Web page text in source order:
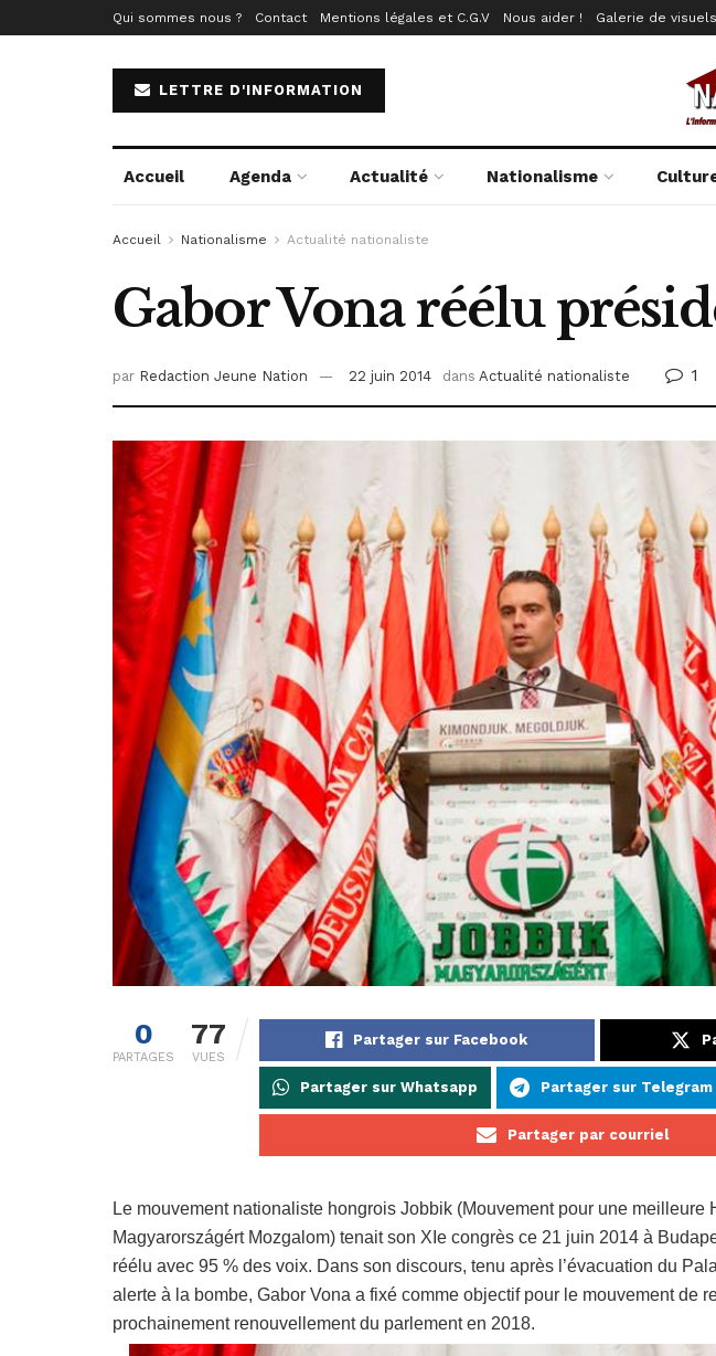
Qui sommes nous ? Contact Mentions légales et C.G.V Nous aider ! Galerie de visuels
LETTRE D'INFORMATION
Accueil Agenda Actualité Nationalisme
Accueil Nationalisme Actualité nationaliste
Gabor Vona réélu
par Redaction Jeune Nation 22 juin 2014 dans Actualité nationaliste 1
0
PARTAGES
77
VUES
Partager sur Facebook
Partager sur Whatsapp Partager sur Telegram
Partager par courriel
Le mouvement nationaliste hongrois Jobbik (Mouvement pour une meilleure
Magyarországért Mozgalom) tenait son XIe congrès ce 21 juin 2014 à
réélu avec 95 % des voix. Dans son discours, tenu après l’évacuation du
alerte à la bombe, Gabor Vona a fixé comme objectif pour le mouvement de
prochainement renouvellement du parlement en 2018.